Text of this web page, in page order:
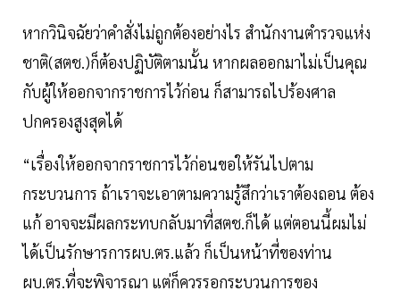
หากวินิจฉัยว่าคำสั่งไม่ถูกต้องอย่างไร สำนักงานตำรวจแห่ง
ชาติ(สตช.)ก็ต้องปฏิบัติตามนั้น หากผลออกมาไม่เป็นคุณ
กับผู้ให้ออกจากราชการไว้ก่อน ก็สามารถไปร้องศาล
ปกครองสูงสุดได้
“เรื่องให้ออกจากราชการไว้ก่อนขอให้รันไปตาม
กระบวนการ ถ้าเราจะเอาตามความรู้สึกว่าเราต้องถอน ต้อง
แก้ อาจจะมีผลกระทบกลับมาที่สตช.ก็ได้ แต่ตอนนี้ผมไม่
ได้เป็นรักษารการผบ.ตร.แล้ว ก็เป็นหน้าที่ของท่าน
ผบ.ตร.ที่จะพิจารณา แต่ก็ควรรอกระบวนการของ